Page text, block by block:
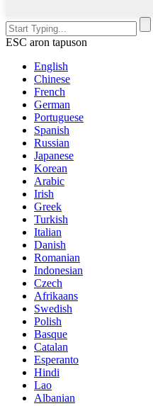
ESC aron tapuson
English
Chinese
French
German
Portuguese
Spanish
Russian
Japanese
Korean
Arabic
Irish
Greek
Turkish
Italian
Danish
Romanian
Indonesian
Czech
Afrikaans
Swedish
Polish
Basque
Catalan
Esperanto
Hindi
Lao
Albanian